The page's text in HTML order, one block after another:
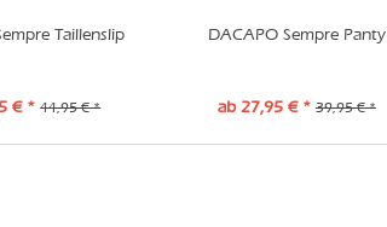
Taillenslip
€ * 44,95 € *
DACAPO Sempre Panty
ab 27,95 € * 39,95 € *